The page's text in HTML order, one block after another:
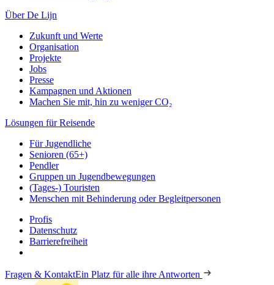
Über De Lijn
Zukunft und Werte
Organisation
Projekte
Jobs
Presse
Kampagnen und Aktionen
Machen Sie mit, hin zu weniger CO₂
Lösungen für Reisende
Für Jugendliche
Senioren (65+)
Pendler
Gruppen un Jugendbewegungen
(Tages-) Touristen
Menschen mit Behinderung oder Begleitpersonen
Profis
Datenschutz
Barrierefreiheit
Fragen & KontaktEin Platz für alle ihre Antworten